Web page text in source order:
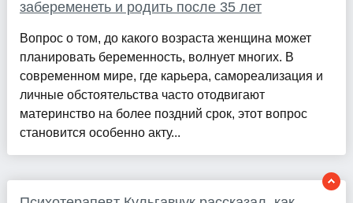
забеременеть и родить после 35 лет
Вопрос о том, до какого возраста женщина может
планировать беременность, волнует многих. В
современном мире, где карьера, самореализация и
личные обстоятельства часто отодвигают
материнство на более поздний срок, этот вопрос
становится особенно акту...